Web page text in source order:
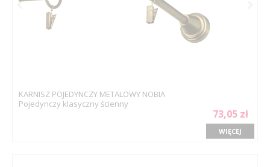
KARNISZ POJEDYNCZY METALOWY NOBIA
Pojedynczy klasyczny ścienny
73,05 zł
WIĘCEJ